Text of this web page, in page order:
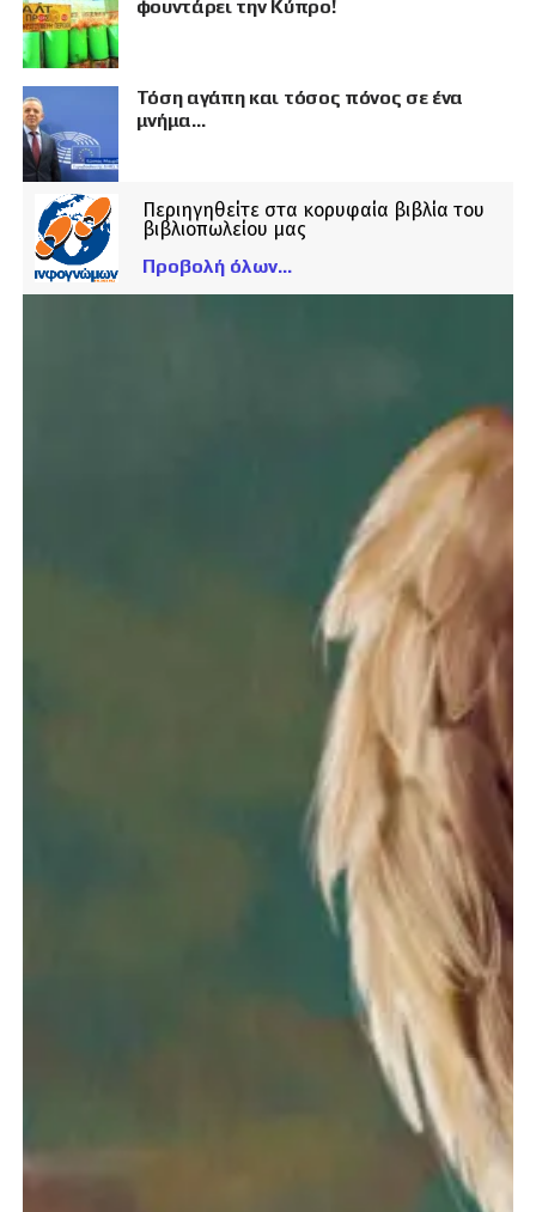
φουντάρει την Κύπρο!
Τόση αγάπη και τόσος πόνος σε ένα
μνήμα…
Περιηγηθείτε στα κορυφαία βιβλία του
βιβλιοπωλείου μας
Προβολή όλων